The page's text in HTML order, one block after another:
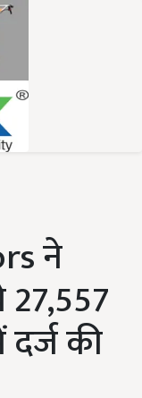
ने
दर्ज की